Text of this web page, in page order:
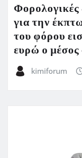
για την
του φόρου
ευρώ ο
kimiforum